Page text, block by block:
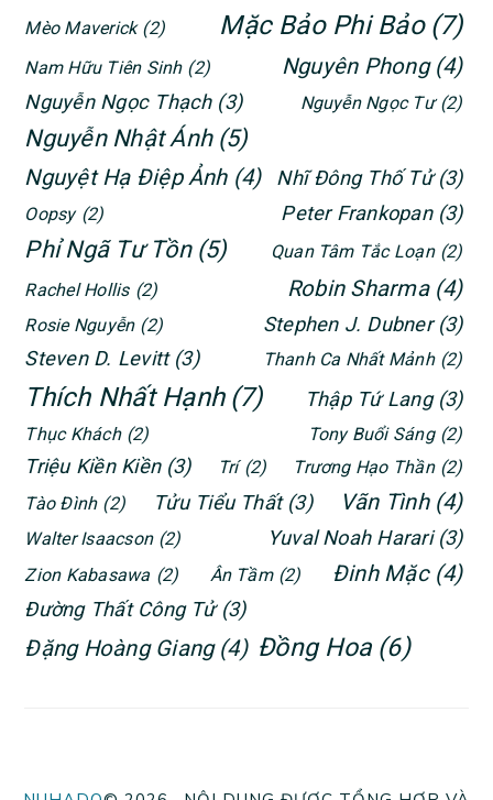
Mèo Maverick (2) Mặc Bảo Phi Bảo (7)
Nam Hữu Tiên Sinh (2) Nguyên Phong (4)
Nguyễn Ngọc Thạch (3) Nguyễn Ngọc Tư (2)
Nguyễn Nhật Ánh (5)
Nguyệt Hạ Điệp Ảnh (4) Nhĩ Đông Thố Tử (3)
Oopsy (2) Peter Frankopan (3)
Phỉ Ngã Tư Tồn (5) Quan Tâm Tắc Loạn (2)
Rachel Hollis (2) Robin Sharma (4)
Rosie Nguyễn (2) Stephen J. Dubner (3)
Steven D. Levitt (3) Thanh Ca Nhất Mảnh (2)
Thích Nhất Hạnh (7) Thập Tứ Lang (3)
Thục Khách (2) Tony Buổi Sáng (2)
Triệu Kiền Kiền (3) Trí (2) Trương Hạo Thần (2)
Tào Đình (2) Tửu Tiểu Thất (3) Vãn Tình (4)
Walter Isaacson (2) Yuval Noah Harari (3)
Zion Kabasawa (2) Ân Tầm (2) Đinh Mặc (4)
Đường Thất Công Tử (3)
Đặng Hoàng Giang (4) Đồng Hoa (6)